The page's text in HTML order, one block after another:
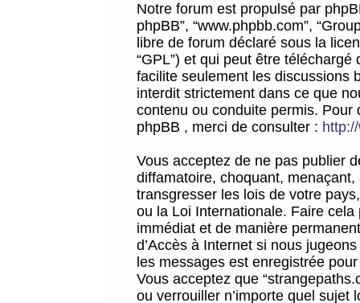
Notre forum est propulsé par
phpBB”, “www.phpbb.com”,
libre de forum déclaré sous la
“GPL”) et qui peut être téléchargé
facilite seulement les discussions
interdit strictement dans ce que
contenu ou conduite permis.
phpBB , merci de consulter :
Vous acceptez de ne pas publier
diffamatoire, choquant,
transgresser les lois de votre
ou la Loi Internationale. Faire
immédiat et de manière
d’Accès à Internet si nous
les messages est enregistrée
Vous acceptez que
ou verrouiller n’importe quel sujet